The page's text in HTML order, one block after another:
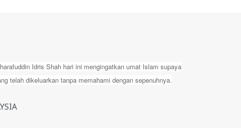
Idris Shah hari ini mengingatkan umat Islam supaya
telah dikeluarkan tanpa memahami dengan sepenuhnya.